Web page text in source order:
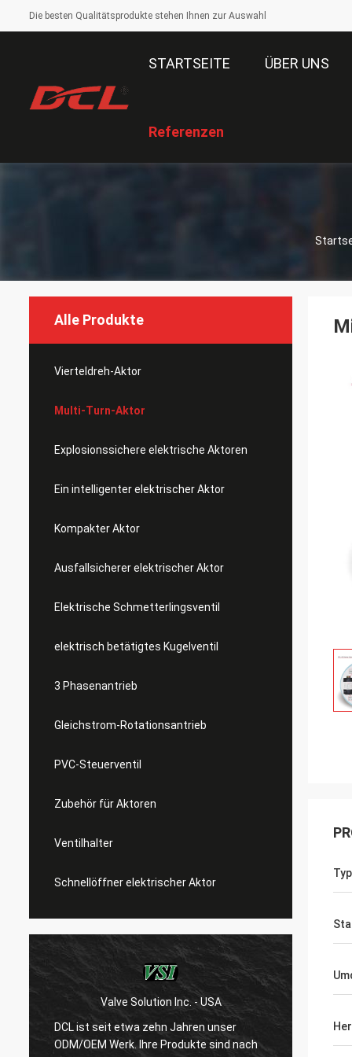
Die besten Qualitätsprodukte stehen Ihnen zur Auswahl
STARTSEITE ÜBER UNS
Referenzen
Alle Produkte
Vierteldreh-Aktor
Multi-Turn-Aktor
Explosionssichere elektrische Aktoren
Ein intelligenter elektrischer Aktor
Kompakter Aktor
Ausfallsicherer elektrischer Aktor
Elektrische Schmetterlingsventil
elektrisch betätigtes Kugelventil
3 Phasenantrieb
Gleichstrom-Rotationsantrieb
PVC-Steuerventil
Zubehör für Aktoren
Ventilhalter
Schnellöffner elektrischer Aktor
Jahren unser
Produkte sind nach
WESA Armaturen GmbH -
Nach 15 Jahren Zusammenarbeit mit
sind wir mit den Produkten von DCL
Typ